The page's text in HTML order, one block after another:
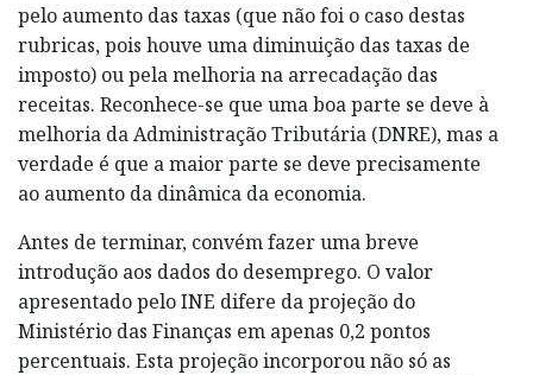
pelo aumento das taxas (que não foi o caso destas
rubricas, pois houve uma diminuição das taxas de
imposto) ou pela melhoria na arrecadação das
receitas. Reconhece-se que uma boa parte se deve à
melhoria da Administração Tributária (DNRE), mas a
verdade é que a maior parte se deve precisamente
ao aumento da dinâmica da economia.
Antes de terminar, convém fazer uma breve
introdução aos dados do desemprego. O valor
apresentado pelo INE difere da projeção do
Ministério das Finanças em apenas 0,2 pontos
percentuais. Esta projeção incorporou não só as